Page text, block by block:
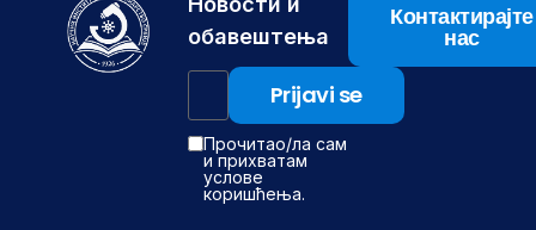
обавештења
Прочитао/ла сам
и прихватам
услове
коришћења.
Контактирајте
нас